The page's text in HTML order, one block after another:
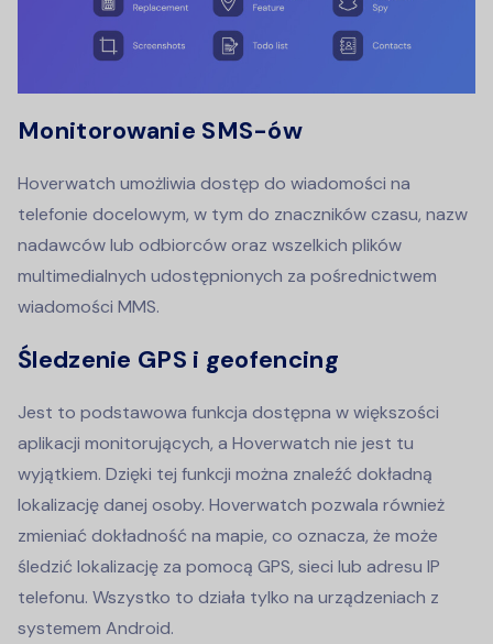
Monitorowanie SMS-ów
Hoverwatch umożliwia dostęp do wiadomości na
telefonie docelowym, w tym do znaczników czasu, nazw
nadawców lub odbiorców oraz wszelkich plików
multimedialnych udostępnionych za pośrednictwem
wiadomości MMS.
Śledzenie GPS i geofencing
Jest to podstawowa funkcja dostępna w większości
aplikacji monitorujących, a Hoverwatch nie jest tu
wyjątkiem. Dzięki tej funkcji można znaleźć dokładną
lokalizację danej osoby. Hoverwatch pozwala również
zmieniać dokładność na mapie, co oznacza, że może
śledzić lokalizację za pomocą GPS, sieci lub adresu IP
telefonu. Wszystko to działa tylko na urządzeniach z
systemem Android.